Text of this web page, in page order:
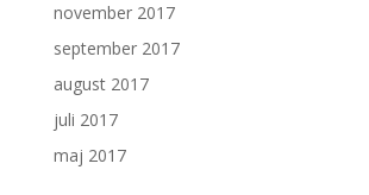
november 2017
september 2017
august 2017
juli 2017
maj 2017